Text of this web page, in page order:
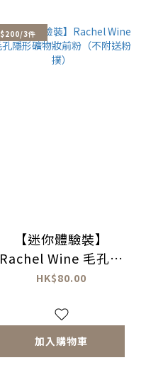
$200/3件
【迷你體驗裝】
Rachel Wine 毛孔隱
形礦物妝前粉（不附送
HK$80.00
加入購物車